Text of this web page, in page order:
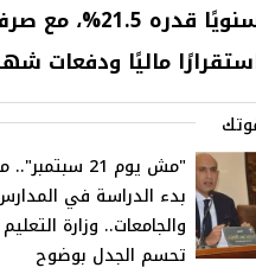
سنويًا قدره
ماليًا ودفعات
"مش يوم 21
بدء الدراسة في
والجامعات.. وزارة التعليم
تحسم الجدل بوضوح